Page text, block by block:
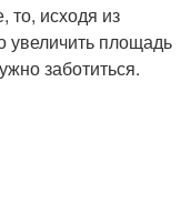
то, исходя из
увеличить площадь
заботиться.